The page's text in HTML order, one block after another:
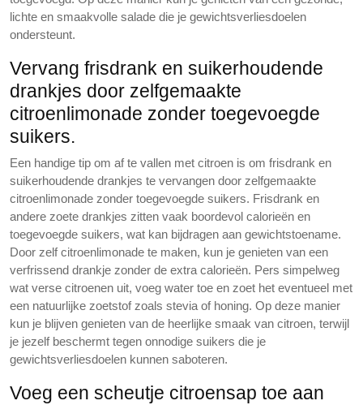
lichte en smaakvolle salade die je gewichtsverliesdoelen
ondersteunt.
Vervang frisdrank en suikerhoudende
drankjes door zelfgemaakte
citroenlimonade zonder toegevoegde
suikers.
Een handige tip om af te vallen met citroen is om frisdrank en
suikerhoudende drankjes te vervangen door zelfgemaakte
citroenlimonade zonder toegevoegde suikers. Frisdrank en
andere zoete drankjes zitten vaak boordevol calorieën en
toegevoegde suikers, wat kan bijdragen aan gewichtstoename.
Door zelf citroenlimonade te maken, kun je genieten van een
verfrissend drankje zonder de extra calorieën. Pers simpelweg
wat verse citroenen uit, voeg water toe en zoet het eventueel met
een natuurlijke zoetstof zoals stevia of honing. Op deze manier
kun je blijven genieten van de heerlijke smaak van citroen, terwijl
je jezelf beschermt tegen onnodige suikers die je
gewichtsverliesdoelen kunnen saboteren.
Voeg een scheutje citroensap toe aan